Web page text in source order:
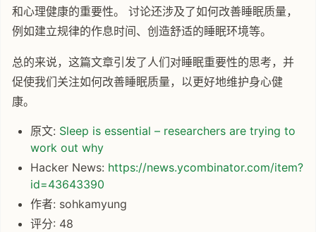
和心理健康的重要性。 讨论还涉及了如何改善睡眠质量，
例如建立规律的作息时间、创造舒适的睡眠环境等。
总的来说，这篇文章引发了人们对睡眠重要性的思考，并
促使我们关注如何改善睡眠质量，以更好地维护身心健
康。
原文: Sleep is essential – researchers are trying to
work out why
Hacker News: https://news.ycombinator.com/item?
id=43643390
作者: sohkamyung
评分: 48